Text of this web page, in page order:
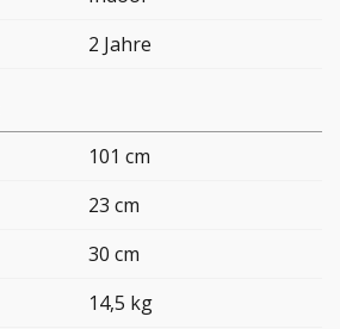
2 Jahre
101 cm
23 cm
30 cm
14,5 kg